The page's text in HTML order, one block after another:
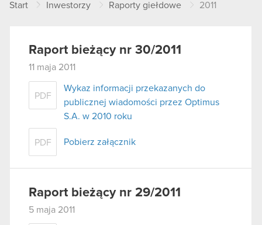
Start Inwestorzy Raporty giełdowe 2011
Raport bieżący nr 30/2011
11 maja 2011
PDF
Wykaz informacji przekazanych do
publicznej wiadomości przez Optimus
S.A. w 2010 roku
PDF Pobierz załącznik
Raport bieżący nr 29/2011
5 maja 2011